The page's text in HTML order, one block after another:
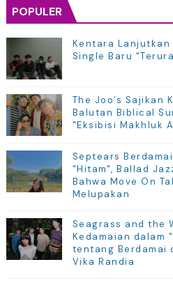
POPULER
Kentara Lanjutkan
Single Baru
The Joo’s Sajikan
Balutan Biblical
"Eksibisi Makhluk
Septears
"Hitam", Ballad
Bahwa Move On
Melupakan
Seagrass and the
Kedamaian dalam
tentang Berdamai
Vika Randia